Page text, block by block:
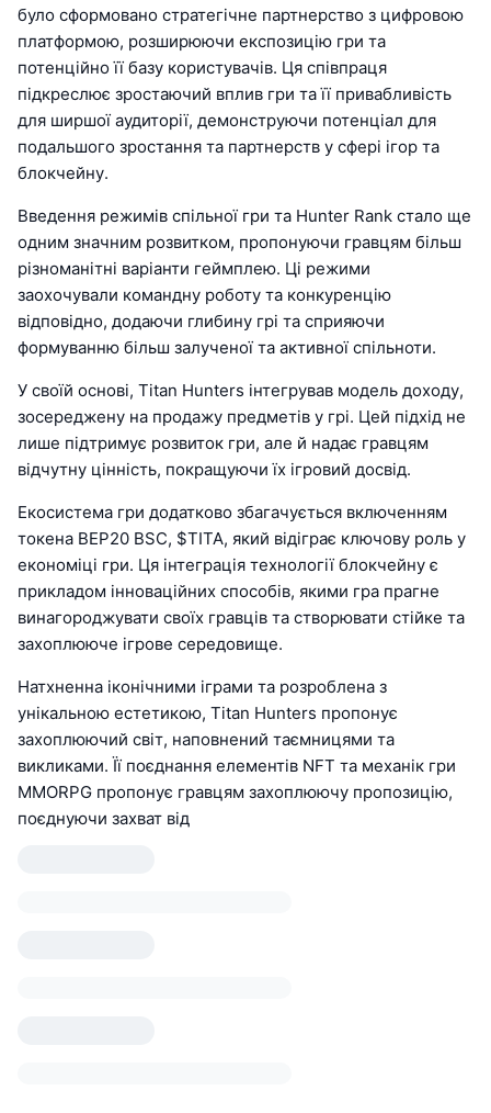
було сформовано стратегічне партнерство з цифровою
платформою, розширюючи експозицію гри та
потенційно її базу користувачів. Ця співпраця
підкреслює зростаючий вплив гри та її привабливість
для ширшої аудиторії, демонструючи потенціал для
подальшого зростання та партнерств у сфері ігор та
блокчейну.
Введення режимів спільної гри та Hunter Rank стало ще
одним значним розвитком, пропонуючи гравцям більш
різноманітні варіанти геймплею. Ці режими
заохочували командну роботу та конкуренцію
відповідно, додаючи глибину грі та сприяючи
формуванню більш залученої та активної спільноти.
У своїй основі, Titan Hunters інтегрував модель доходу,
зосереджену на продажу предметів у грі. Цей підхід не
лише підтримує розвиток гри, але й надає гравцям
відчутну цінність, покращуючи їх ігровий досвід.
Екосистема гри додатково збагачується включенням
токена BEP20 BSC, $TITA, який відіграє ключову роль у
економіці гри. Ця інтеграція технології блокчейну є
прикладом інноваційних способів, якими гра прагне
винагороджувати своїх гравців та створювати стійке та
захоплююче ігрове середовище.
Натхненна іконічними іграми та розроблена з
унікальною естетикою, Titan Hunters пропонує
захоплюючий світ, наповнений таємницями та
викликами. Її поєднання елементів NFT та механік гри
MMORPG пропонує гравцям захоплюючу пропозицію,
поєднуючи захват від